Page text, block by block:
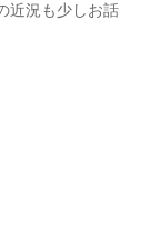
近況も少しお話